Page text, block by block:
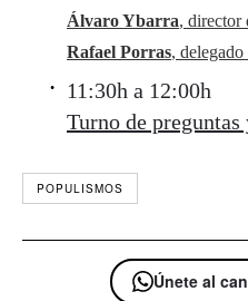
Álvaro Ybarra, director
Rafael Porras,
11:30h a 12:00h
Turno de preguntas
POPULISMOS
Únete al